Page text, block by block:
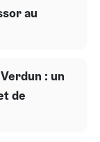
au
: un
de